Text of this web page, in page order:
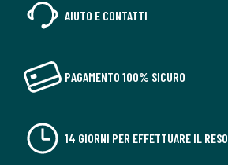
AIUTO E CONTATTI
PAGAMENTO 100% SICURO
14 GIORNI PER EFFETTUARE IL RESO